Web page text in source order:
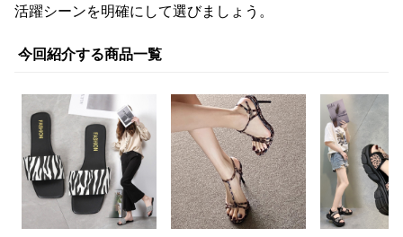
活躍シーンを明確にして選びましょう。
今回紹介する商品一覧